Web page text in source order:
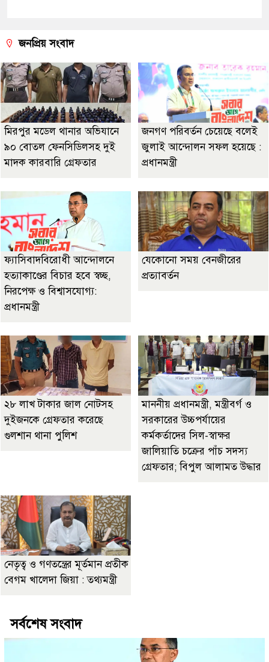
জনপ্রিয় সংবাদ
মিরপুর মডেল থানার অভিযানে
৯০ বোতল ফেনসিডিলসহ দুই
মাদক কারবারি গ্রেফতার
জনগণ পরিবর্তন চেয়েছে বলেই
জুলাই আন্দোলন সফল হয়েছে :
প্রধানমন্ত্রী
ফ্যাসিবাদবিরোধী আন্দোলনে
হত্যাকাণ্ডের বিচার হবে স্বচ্ছ,
নিরপেক্ষ ও বিশ্বাসযোগ্য:
প্রধানমন্ত্রী
যেকোনো সময় বেনজীরের
প্রত্যাবর্তন
২৮ লাখ টাকার জাল নোটসহ
দুইজনকে গ্রেফতার করেছে
গুলশান থানা পুলিশ
মাননীয় প্রধানমন্ত্রী, মন্ত্রীবর্গ ও
সরকারের উচ্চপর্যায়ের
কর্মকর্তাদের সিল-স্বাক্ষর
জালিয়াতি চক্রের পাঁচ সদস্য
গ্রেফতার; বিপুল আলামত উদ্ধার
নেতৃত্ব ও গণতন্ত্রের মূর্তমান প্রতীক
বেগম খালেদা জিয়া : তথ্যমন্ত্রী
সর্বশেষ সংবাদ